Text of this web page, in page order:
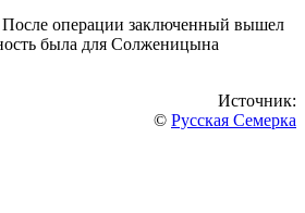
После операции заключенный вышел
была для Солженицына
Источник:
© Русская Семерка